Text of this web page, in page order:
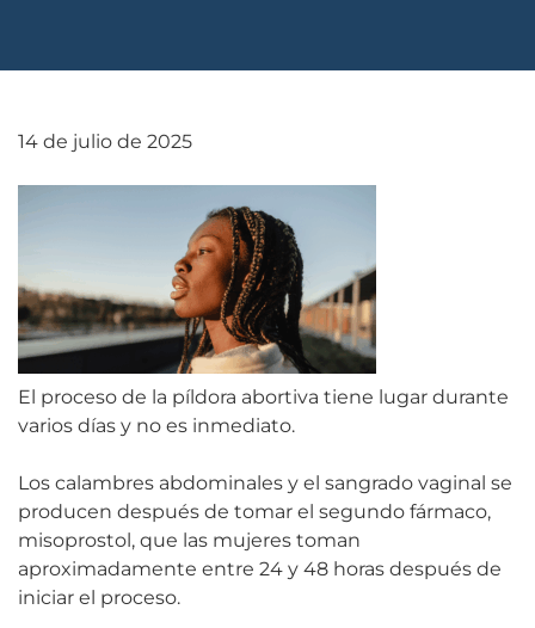
14 de julio de 2025
El proceso de la píldora abortiva tiene lugar durante
varios días y no es inmediato.
Los calambres abdominales y el sangrado vaginal se
producen después de tomar el segundo fármaco,
misoprostol, que las mujeres toman
aproximadamente entre 24 y 48 horas después de
iniciar el proceso.